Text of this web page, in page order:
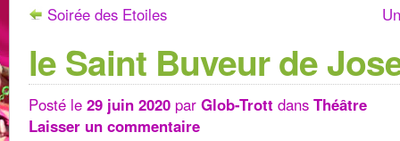
Soirée des Etoiles
le Saint Buveur de
Posté le 29 juin 2020 par Glob-Trott dans Théâtre
Laisser un commentaire